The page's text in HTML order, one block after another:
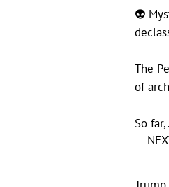
👽
The
of
So
—